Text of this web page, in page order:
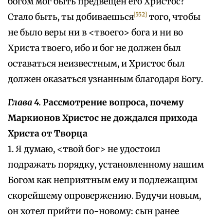
Стало быть, ты добиваешься[552] того, чтобы
не было веры ни в <твоего> бога и ни во
Христа твоего, ибо и бог не должен был
оставаться неизвестным, и Христос был
должен оказаться узнанным благодаря Богу.
Глава 4. Рассмотрение вопроса, почему
Маркионов Христос не дождался прихода
Христа от Творца
1. Я думаю, <твой бог> не удостоил
подражать порядку, установленному нашим
Богом как неприятным ему и подлежащим
скорейшему опровержению. Будучи новым,
он хотел прийти по-новому: сын ранее